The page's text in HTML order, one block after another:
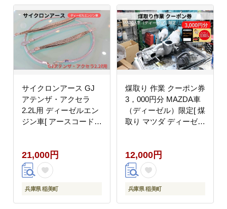
サイクロンアース GJ
アテンザ・アクセラ
2.2L用 ディーゼルエン
ジン車[ アースコード
21,000円
兵庫県 稲美町
煤取り 作業 クーポン券
3，000円分 MAZDA車
（ディーゼル）限定[ 煤
取り マツダ ディーゼル
12,000円
兵庫県 稲美町